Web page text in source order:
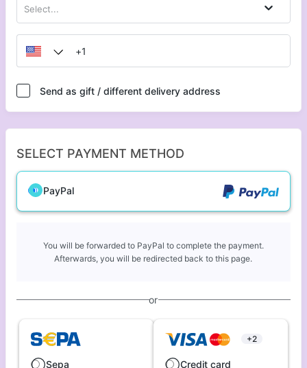
Select...
Send as gift / different delivery address
SELECT PAYMENT METHOD
PayPal
You will be forwarded to PayPal to complete the payment.
Afterwards, you will be redirected back to this page.
or
Sepa
+2
Credit card